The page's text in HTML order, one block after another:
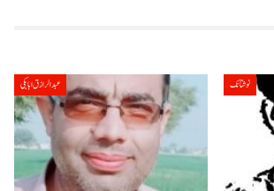
عبدالرازق ابابکی نوشتانک